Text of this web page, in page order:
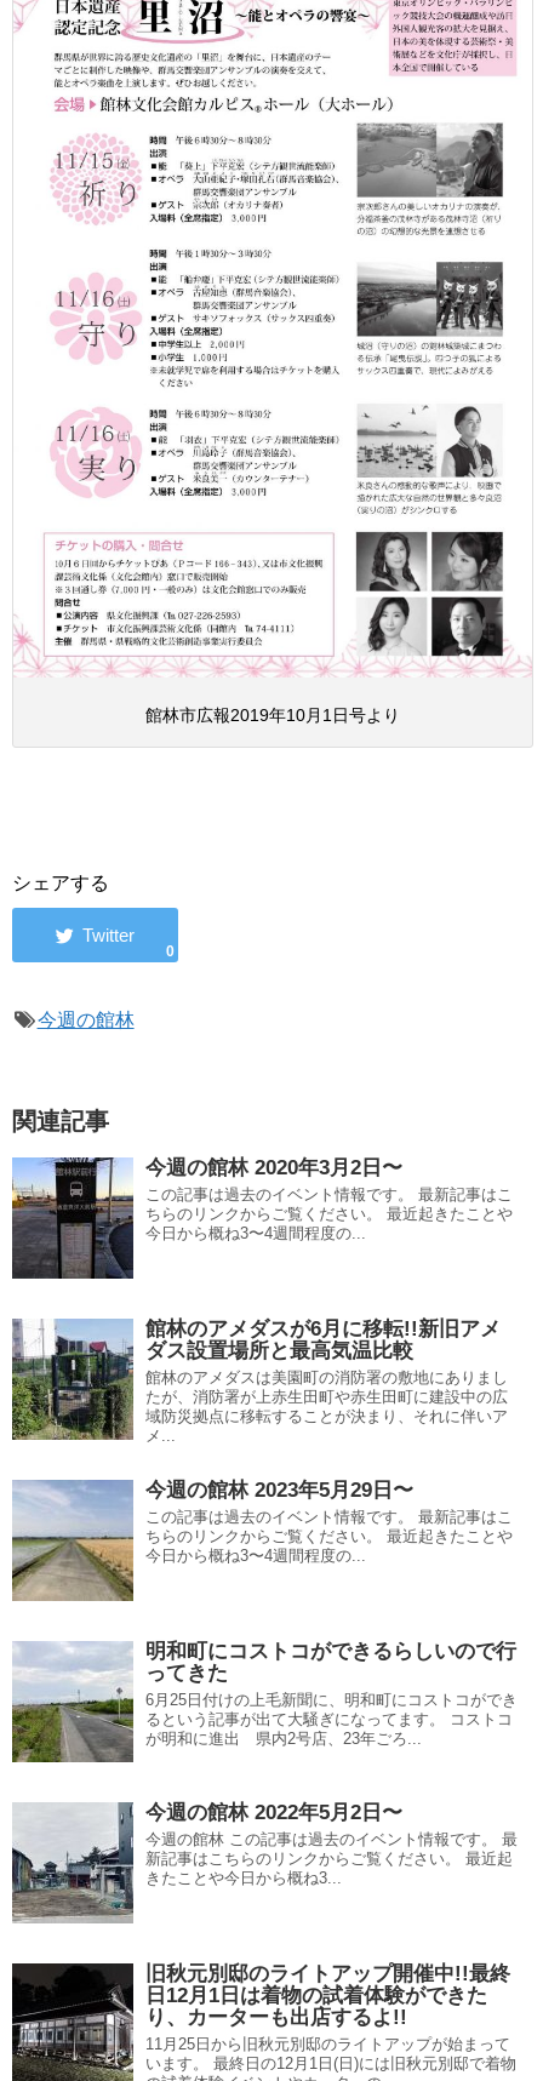
館林市広報2019年10月1日号より
シェアする
0
今週の館林
関連記事
今週の館林 2020年3月2日〜
この記事は過去のイベント情報です。 最新記事はこ
ちらのリンクからご覧ください。 最近起きたことや
今日から概ね3〜4週間程度の...
館林のアメダスが6月に移転!!新旧アメ
ダス設置場所と最高気温比較
館林のアメダスは美園町の消防署の敷地にありまし
たが、消防署が上赤生田町や赤生田町に建設中の広
域防災拠点に移転することが決まり、それに伴いア
メ...
今週の館林 2023年5月29日〜
この記事は過去のイベント情報です。 最新記事はこ
ちらのリンクからご覧ください。 最近起きたことや
今日から概ね3〜4週間程度の...
明和町にコストコができるらしいので行
ってきた
6月25日付けの上毛新聞に、明和町にコストコができ
るという記事が出て大騒ぎになってます。 コストコ
が明和に進出 県内2号店、23年ごろ...
今週の館林 2022年5月2日〜
今週の館林 この記事は過去のイベント情報です。 最
新記事はこちらのリンクからご覧ください。 最近起
きたことや今日から概ね3...
旧秋元別邸のライトアップ開催中!!最終
日12月1日は着物の試着体験ができた
り、カーターも出店するよ!!
11月25日から旧秋元別邸のライトアップが始まって
います。 最終日の12月1日(日)には旧秋元別邸で着物